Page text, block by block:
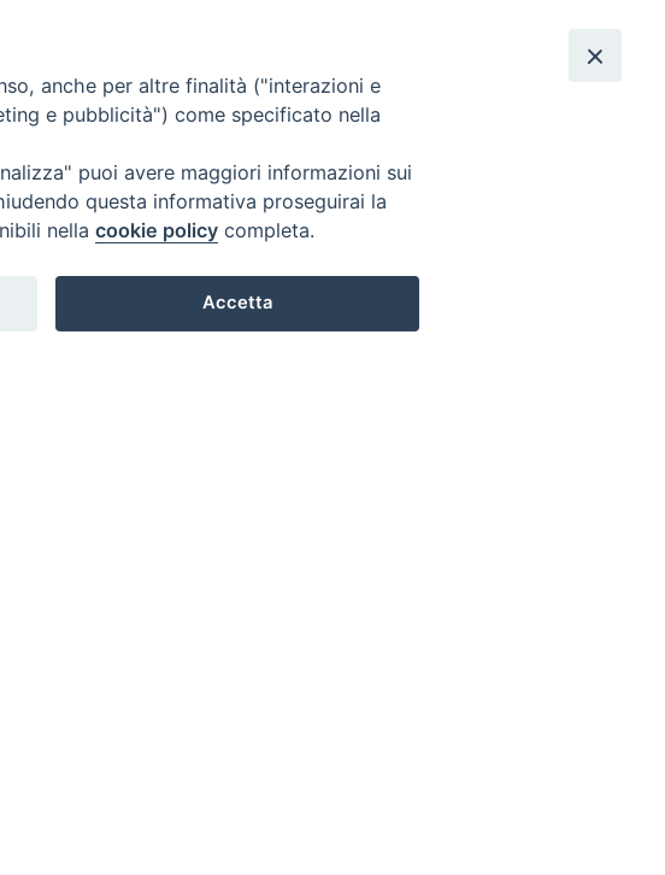
anche per altre finalità ("interazioni e
e pubblicità") come specificato nella
puoi avere maggiori informazioni sui
questa informativa proseguirai la
nella cookie policy completa.
Accetta